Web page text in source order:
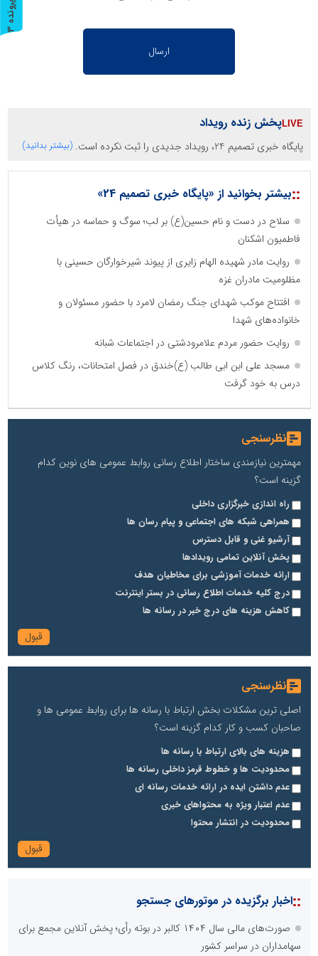
پخش زنده رویداد
پایگاه خبری تصمیم 24، رویداد جدیدی را ثبت نکرده است. (بیشتر بدانید)
::بیشتر بخوانید از «پایگاه خبری تصمیم 24»
سلاح در دست و نام حسین(ع) بر لب؛ سوگ و حماسه در هیأت
فاطمیون اشکنان
روایت مادر شهیده الهام زایری از پیوند شیرخوارگان حسینی با
مظلومیت مادران غزه
افتتاح موکب شهدای جنگ رمضان لامرد با حضور مسئولان و
خانواده‌های شهدا
روایت حضور مردم علامرودشتی در اجتماعات شبانه
مسجد علی ابن ابی طالب (ع)خندق در فصل امتحانات، رنگ کلاس
درس به خود گرفت
نظرسنجی
مهمترین نیازمندی ساختار اطلاع رسانی روابط عمومی های نوین کدام
گزینه است؟
راه اندازی خبرگزاری داخلی
همراهی شبکه های اجتماعی و پیام رسان ها
آرشیو غنی و قابل دسترس
پخش آنلاین تمامی رویدادها
ارائه خدمات آموزشی برای مخاطیان هدف
درج کلیه خدمات اطلاع رسانی در بستر اینترنت
کاهش هزینه های درج خبر در رسانه ها
نظرسنجی
اصلی ترین مشکلات بخش ارتباط با رسانه ها برای روابط عمومی ها و
صاحبان کسب و کار کدام گزینه است؟
هزینه های بالای ارتباط با رسانه ها
محدودیت ها و خطوط قرمز داخلی رسانه ها
عدم داشتن ایده در ارائه خدمات رسانه ای
عدم اعتبار ویژه به محتواهای خبری
محدودیت در انتشار محتوا
::اخبار برگزیده در موتورهای جستجو
صورت‌های مالی سال ۱۴۰۴ کالبر در بوته رأی؛ پخش آنلاین مجمع برای
سهامداران در سراسر کشور
پ
ر
و
ن
د
ه
3